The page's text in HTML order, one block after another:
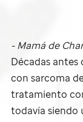
- Mamá de
Décadas
con sarcoma
tratamiento
todavía siendo